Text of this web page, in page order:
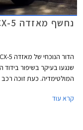
נחשף מאזדה CX-5 החדש 2022
שנגעו בעיקר בשיפור
קרא עוד